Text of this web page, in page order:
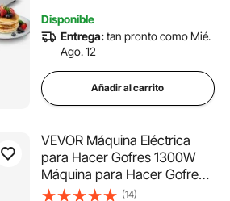
tiempo, para cocina casera,
restaurante, snack bar
Disponible
Entrega:tan pronto como Mié.
Ago. 12
Añadir al carrito
VEVOR Máquina Eléctrica
para Hacer Gofres 1300W
Máquina para Hacer Gofres
con Revestimiento
(14)